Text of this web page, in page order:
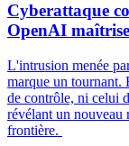
Cyberattaque
OpenAI
L'intrusion menée
marque un tournant.
de contrôle, ni celui
révélant un nouveau
frontière.